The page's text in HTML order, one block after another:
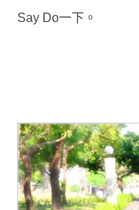
Say Do一下。